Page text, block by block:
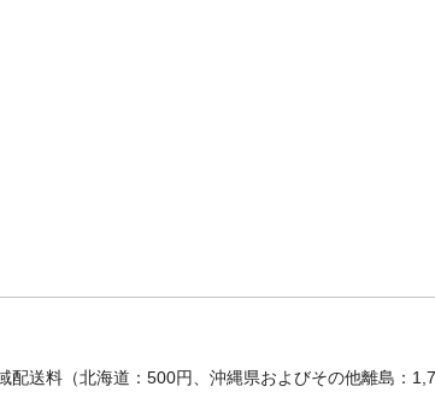
送料（北海道：500円、沖縄県およびその他離島：